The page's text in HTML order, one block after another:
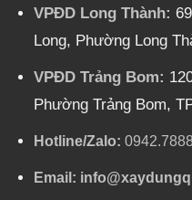
VPĐD Long Thành:
Long, Phường Long
VPĐD Trảng Bom:
Phường Trảng Bom,
Hotline/Zalo:
Email: